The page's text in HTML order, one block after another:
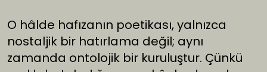
O hâlde hafızanın poetikası, yalnızca
nostaljik bir hatırlama değil; aynı
zamanda ontolojik bir kuruluştur. Çünkü